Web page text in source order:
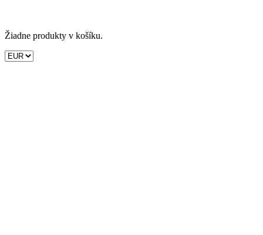
Žiadne produkty v košíku.